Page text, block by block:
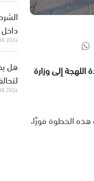
إلى وزارة
الخطوة فورًا،
هل